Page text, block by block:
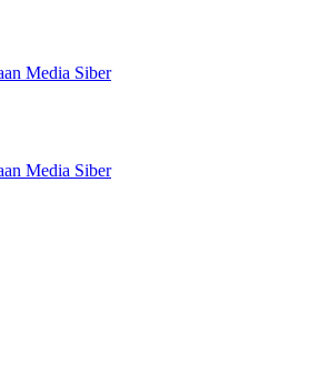
Media Siber
Media Siber